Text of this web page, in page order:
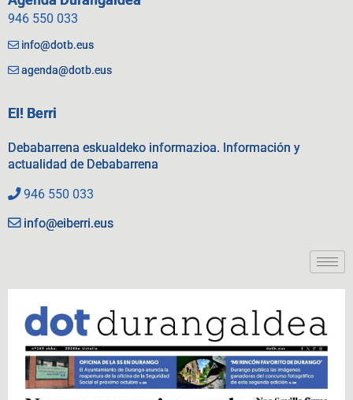
946 550 033
info@dotb.eus
agenda@dotb.eus
EI! Berri
Debabarrena eskualdeko informazioa. Información y
actualidad de Debabarrena
946 550 033
info@eiberri.eus